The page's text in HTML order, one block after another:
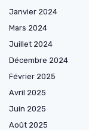
Janvier 2024
Mars 2024
Juillet 2024
Décembre 2024
Février 2025
Avril 2025
Juin 2025
Août 2025